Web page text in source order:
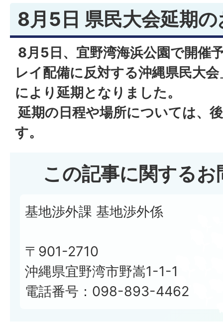
8月5日 県民大会延期
8月5日、宜野湾海浜公園で開催
レイ配備に反対する沖縄県民大
により延期となりました。
延期の日程や場所については、
す。
この記事に関する
基地渉外課 基地渉外係
〒901-2710
沖縄県宜野湾市野嵩1-1-1
電話番号：098-893-4462